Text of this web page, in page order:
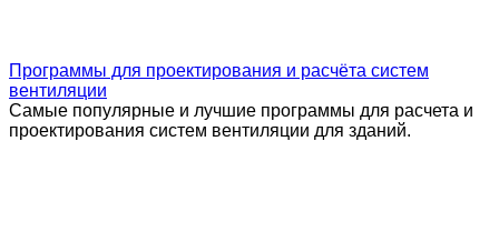
Программы для проектирования и расчёта систем
вентиляции
Самые популярные и лучшие программы для расчета и
проектирования систем вентиляции для зданий.